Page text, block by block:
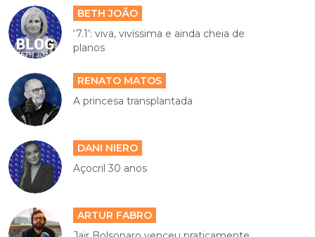
BETH JOÃO
‘7.1’: viva, vivíssima e ainda cheia de
planos
RENATO MATOS
A princesa transplantada
DANI NIERO
Açocril 30 anos
ARTUR FABRO